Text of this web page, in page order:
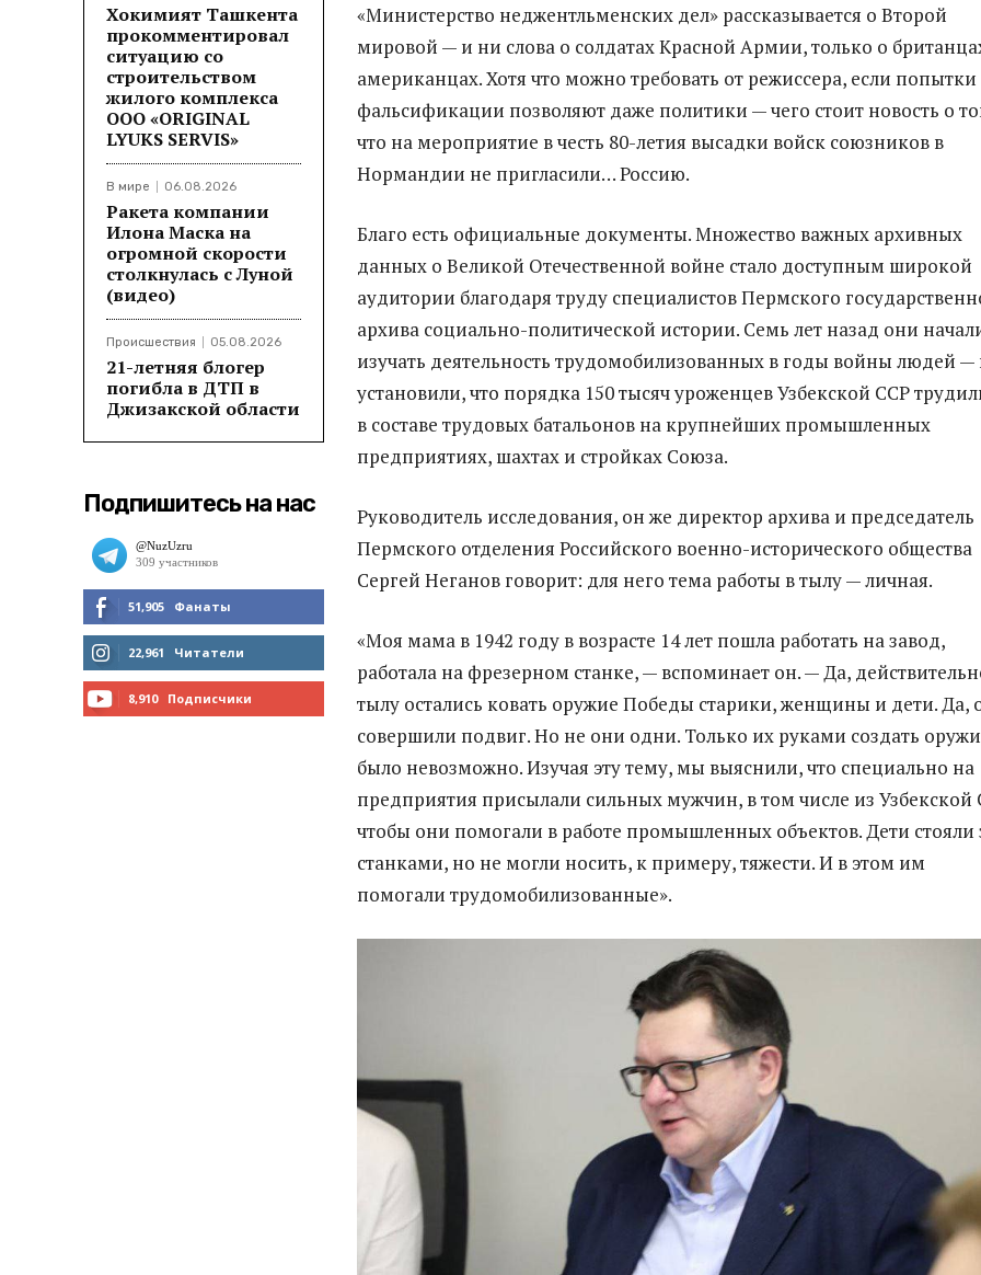
Хокимият Ташкента
прокомментировал
ситуацию со
строительством
жилого комплекса
ООО «ORIGINAL
LYUKS SERVIS»
В мире 06.08.2026
Ракета компании
Илона Маска на
огромной скорости
столкнулась с Луной
(видео)
Происшествия 05.08.2026
21-летняя блогер
погибла в ДТП в
Джизакской области
Подпишитесь на нас
51,905 Фанаты
МНЕ НРАВИТСЯ
22,961 Читатели
8,910 Подписчики
«Министерство неджентльменских дел» рассказывается о Второй
мировой — и ни слова о солдатах Красной Армии, только о
американцах. Хотя что можно требовать от режиссера, если попытки
фальсификации позволяют даже политики — чего стоит новость о
что на мероприятие в честь 80-летия высадки войск союзников в
Нормандии не пригласили… Россию.
Благо есть официальные документы. Множество важных архивных
данных о Великой Отечественной войне стало доступным широкой
аудитории благодаря труду специалистов Пермского
архива социально-политической истории. Семь лет назад они
изучать деятельность трудомобилизованных в годы войны людей —
установили, что порядка 150 тысяч уроженцев Узбекской ССР
в составе трудовых батальонов на крупнейших промышленных
предприятиях, шахтах и стройках Союза.
Руководитель исследования, он же директор архива и председатель
Пермского отделения Российского военно-исторического общества
Сергей Неганов говорит: для него тема работы в тылу — личная.
«Моя мама в 1942 году в возрасте 14 лет пошла работать на завод,
работала на фрезерном станке, — вспоминает он. — Да,
тылу остались ковать оружие Победы старики, женщины и дети. Да,
совершили подвиг. Но не они одни. Только их руками создать
было невозможно. Изучая эту тему, мы выяснили, что специально на
предприятия присылали сильных мужчин, в том числе из Узбекской
чтобы они помогали в работе промышленных объектов. Дети стояли
станками, но не могли носить, к примеру, тяжести. И в этом им
помогали трудомобилизованные».